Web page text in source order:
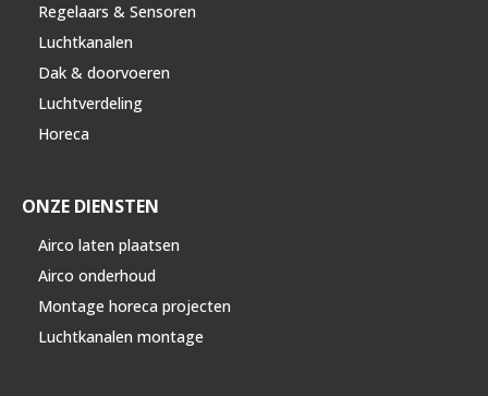
Regelaars & Sensoren
Luchtkanalen
Dak & doorvoeren
Luchtverdeling
Horeca
ONZE DIENSTEN
Airco laten plaatsen
Airco onderhoud
Montage horeca projecten
Luchtkanalen montage